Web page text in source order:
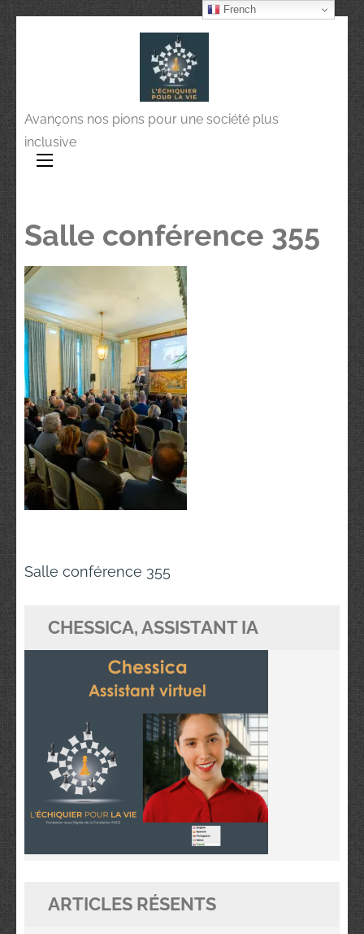
Avançons nos pions pour une société plus
inclusive
Salle conférence 355
Navigation
l’article
Salle conférence 355
CHESSICA, ASSISTANT IA
ARTICLES RÉSENTS
French